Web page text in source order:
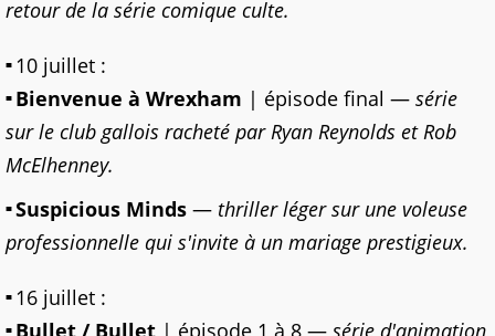
retour de la série comique culte.
10 juillet :
Bienvenue à Wrexham | épisode final — série
sur le club gallois racheté par Ryan Reynolds et Rob
McElhenney.
Suspicious Minds — thriller léger sur une voleuse
professionnelle qui s'invite à un mariage prestigieux.
16 juillet :
Bullet / Bullet | épisode 1 à 8 — série d'animation